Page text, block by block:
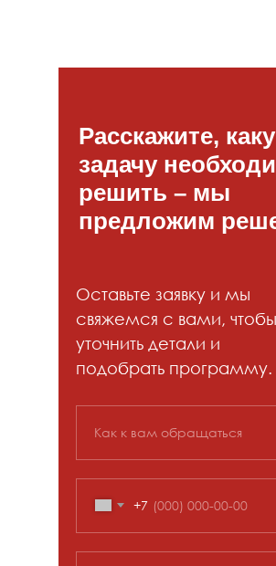
https://n8n.io
https://
Расскажите,
задачу
решить – мы
предложим
Оставьте заявку и мы
свяжемся с вами, чтобы
уточнить детали и
подобрать программу.
Как к вам обращаться
+7